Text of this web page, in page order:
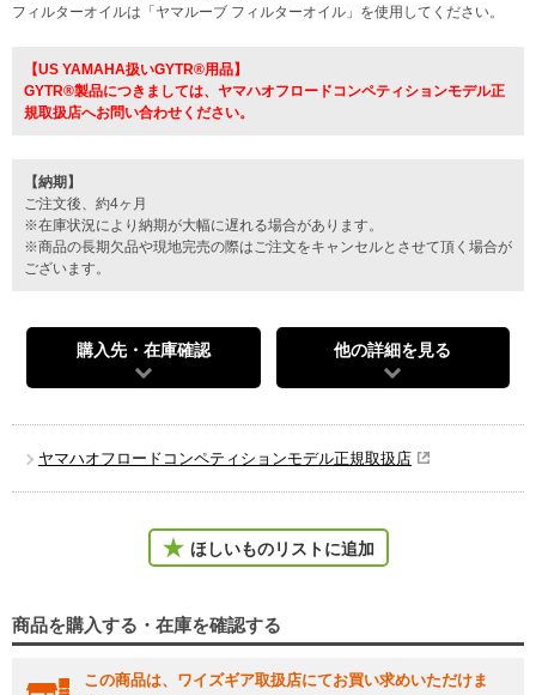
フィルターオイルは「ヤマルーブ フィルターオイル」を使用してください。
【US YAMAHA扱いGYTR®用品】
GYTR®製品につきましては、ヤマハオフロードコンペティションモデル正
規取扱店へお問い合わせください。
【納期】
ご注文後、約4ヶ月
※在庫状況により納期が大幅に遅れる場合があります。
※商品の長期欠品や現地完売の際はご注文をキャンセルとさせて頂く場合が
ございます。
購入先・在庫確認 他の詳細を見る
ヤマハオフロードコンペティションモデル正規取扱店
ほしいものリストに追加
商品を購入する・在庫を確認する
この商品は、ワイズギア取扱店にてお買い求めいただけま